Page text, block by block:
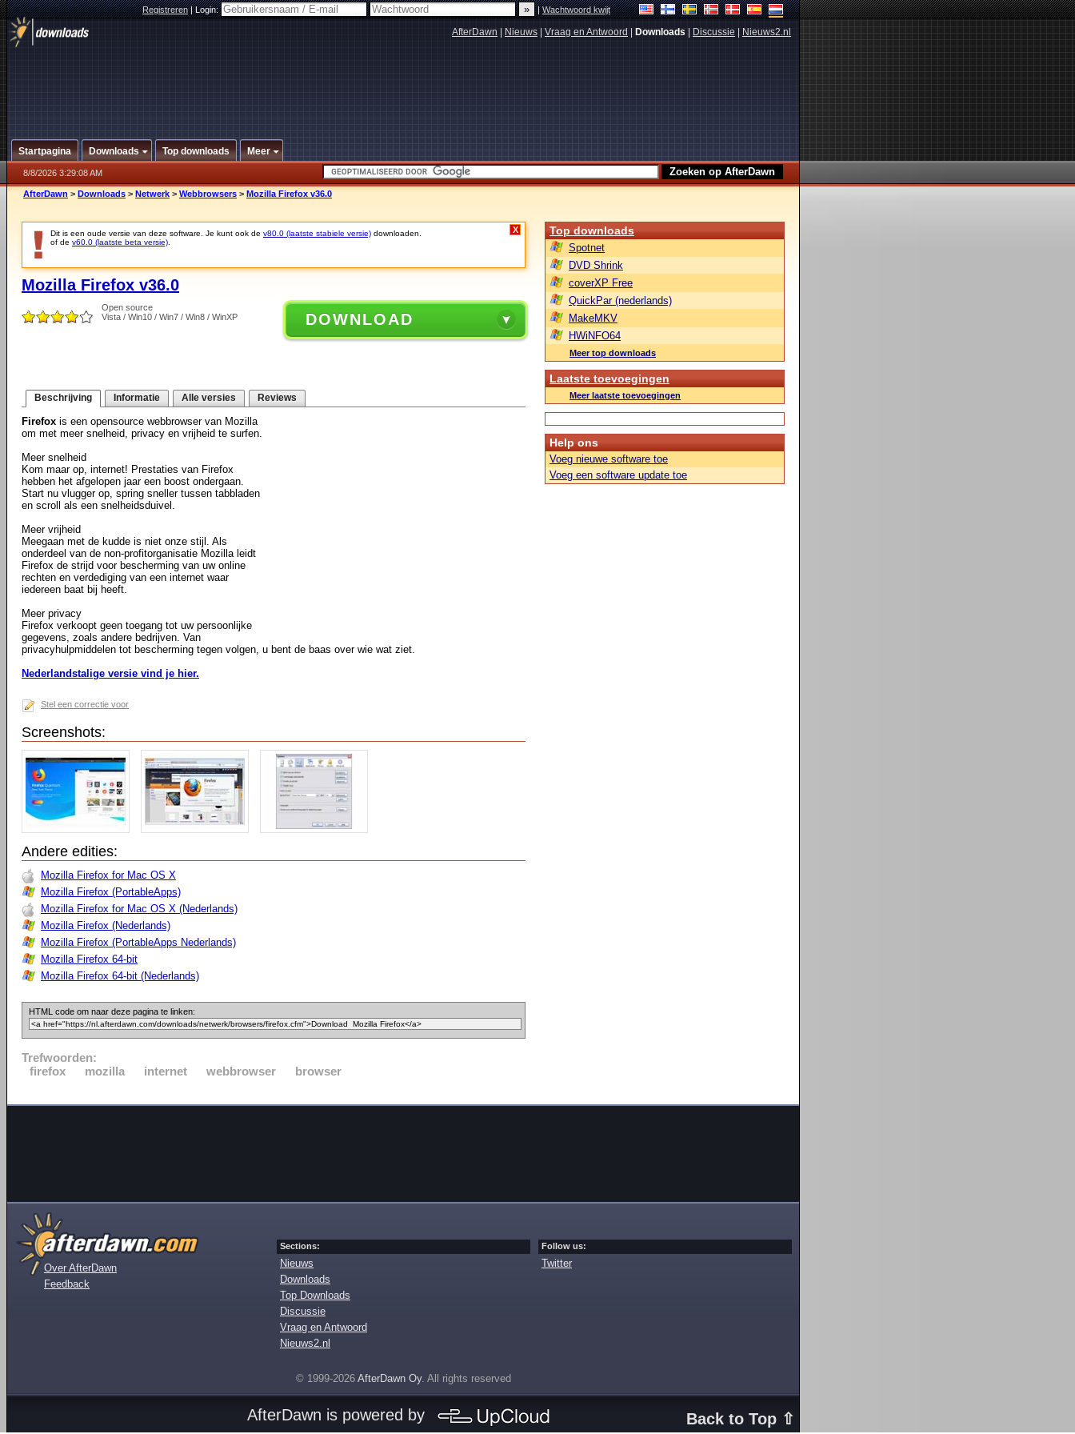
Registreren|Login: |Wachtwoord kwijt
AfterDawn Nieuws Vraag en Antwoord Downloads Discussie Nieuws2.nl
Startpagina Downloads Top downloads Meer
8/8/2026 3:29:08 AM
AfterDawn > Downloads > Netwerk > Webbrowsers > Mozilla Firefox v36.0
Dit is een oude versie van deze software. Je kunt ook de v80.0 (laatste stabiele versie) downloaden.
of de v60.0 (laatste beta versie)
X
Mozilla Firefox v36.0
Open source
Vista / Win10 / Win7 / Win8 / WinXP
DOWNLOAD
Beschrijving Informatie Alle versies Reviews
Firefox is een opensource webbrowser van Mozilla
om met meer snelheid, privacy en vrijheid te surfen.
Meer snelheid
Kom maar op, internet! Prestaties van Firefox
hebben het afgelopen jaar een boost ondergaan.
Start nu vlugger op, spring sneller tussen tabbladen
en scroll als een snelheidsduivel.
Meer vrijheid
Meegaan met de kudde is niet onze stijl. Als
onderdeel van de non-profitorganisatie Mozilla leidt
Firefox de strijd voor bescherming van uw online
rechten en verdediging van een internet waar
iedereen baat bij heeft.
Meer privacy
Firefox verkoopt geen toegang tot uw persoonlijke
gegevens, zoals andere bedrijven. Van
privacyhulpmiddelen tot bescherming tegen volgen, u bent de baas over wie wat ziet.
Nederlandstalige versie vind je hier.
Stel een correctie voor
Screenshots:
Andere edities:
Mozilla Firefox for Mac OS X
Mozilla Firefox (PortableApps)
Mozilla Firefox for Mac OS X (Nederlands)
Mozilla Firefox (Nederlands)
Mozilla Firefox (PortableApps Nederlands)
Mozilla Firefox 64-bit
Mozilla Firefox 64-bit (Nederlands)
HTML code om naar deze pagina te linken:
Trefwoorden:
firefox
mozilla internet webbrowser browser
Top downloads
Spotnet
DVD Shrink
coverXP Free
QuickPar (nederlands)
MakeMKV
HWiNFO64
Meer top downloads
Laatste toevoegingen
Meer laatste toevoegingen
Help ons
Voeg nieuwe software toe
Voeg een software update toe
Over AfterDawn
Feedback
Sections:
Nieuws
Downloads
Top Downloads
Discussie
Vraag en Antwoord
Nieuws2.nl
Follow us:
Twitter
© 1999-2026 AfterDawn Oy. All rights reserved
Back to Top ⇧
AfterDawn is powered by